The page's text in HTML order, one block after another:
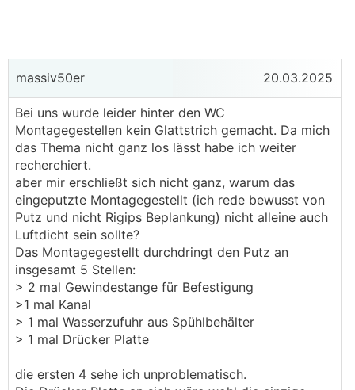
massiv50er 20.03.2025
Bei uns wurde leider hinter den WC
Montagegestellen kein Glattstrich gemacht. Da mich
das Thema nicht ganz los lässt habe ich weiter
recherchiert.
aber mir erschließt sich nicht ganz, warum das
eingeputzte Montagegestellt (ich rede bewusst von
Putz und nicht Rigips Beplankung) nicht alleine auch
Luftdicht sein sollte?
Das Montagegestellt durchdringt den Putz an
insgesamt 5 Stellen:
> 2 mal Gewindestange für Befestigung
>1 mal Kanal
> 1 mal Wasserzufuhr aus Spühlbehälter
> 1 mal Drücker Platte
die ersten 4 sehe ich unproblematisch.